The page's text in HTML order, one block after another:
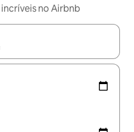
no Airbnb
disponíveis, explore-os